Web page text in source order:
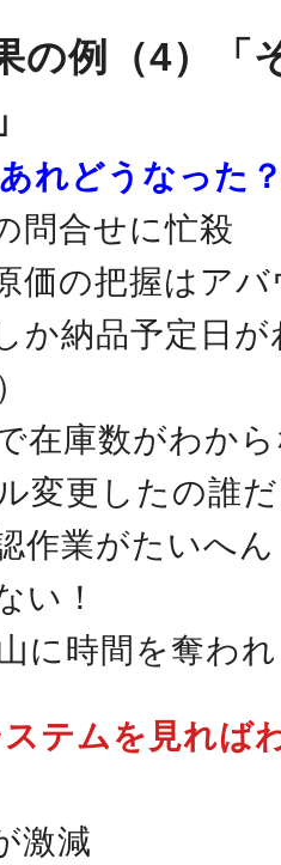
の例（4）「
れどうなった
問合せに忙殺
価の把握はア
か納品予定日
在庫数がわか
変更したの誰
作業がたいへ
い！
に時間を奪わ
テムを見れば
激減